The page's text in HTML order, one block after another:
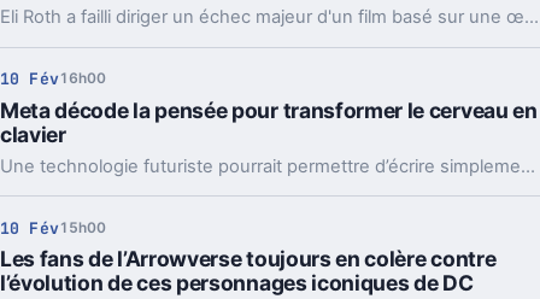
Eli Roth a failli diriger un échec majeur d'un film basé sur une œuvre de Stephen King.
10 Fév16h00
Meta décode la pensée pour transformer le cerveau en
clavier
Une technologie futuriste pourrait permettre d’écrire simplement en y pensant.
10 Fév15h00
Les fans de l’Arrowverse toujours en colère contre
l’évolution de ces personnages iconiques de DC